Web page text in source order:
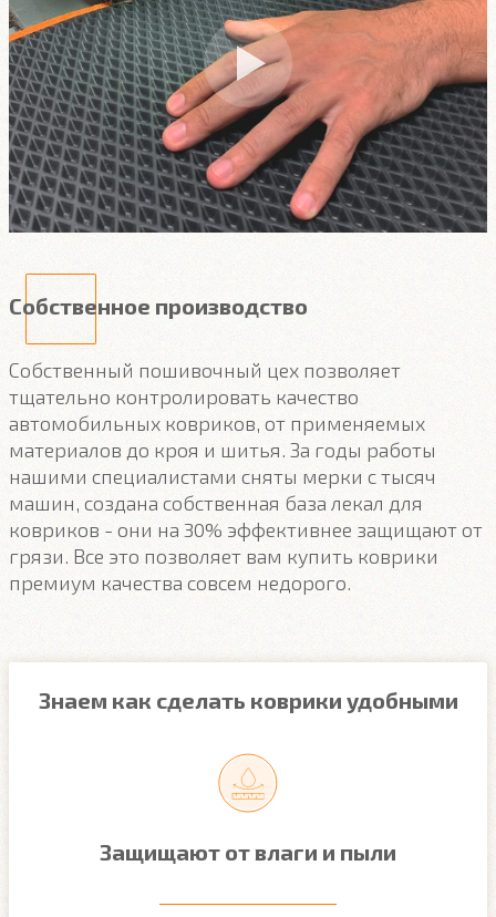
Собственное производство
Собственный пошивочный цех позволяет
тщательно контролировать качество
автомобильных ковриков, от применяемых
материалов до кроя и шитья. За годы работы
нашими специалистами сняты мерки с тысяч
машин, создана собственная база лекал для
ковриков - они на 30% эффективнее защищают от
грязи. Все это позволяет вам купить коврики
премиум качества совсем недорого.
Знаем как сделать коврики удобными
Защищают от влаги и пыли